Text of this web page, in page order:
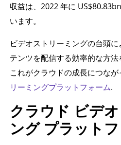
収益は、2022 年に
います。
ビデオストリーミングの台頭
テンツを配信する効率的な方法
これがクラウドの成長につなが
リーミングプラットフォーム.
クラウド ビデ
ング プラット